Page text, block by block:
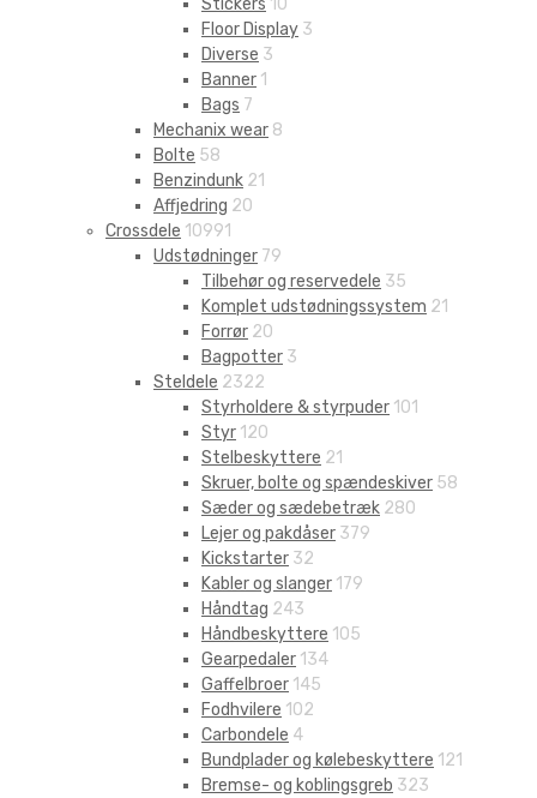
Floor Display 3
Diverse 3
Banner 1
Bags 7
Mechanix wear 8
Bolte 58
Benzindunk 21
Affjedring 20
Crossdele 10991
Udstødninger 79
Tilbehør og reservedele 35
Komplet udstødningssystem 21
Forrør 20
Bagpotter 3
Steldele 2322
Styrholdere & styrpuder 101
Styr 120
Stelbeskyttere 21
Skruer, bolte og spændeskiver 58
Sæder og sædebetræk 280
Lejer og pakdåser 379
Kickstarter 32
Kabler og slanger 179
Håndtag 243
Håndbeskyttere 105
Gearpedaler 134
Gaffelbroer 145
Fodhvilere 102
Carbondele 4
Bundplader og kølebeskyttere 121
Bremse- og koblingsgreb 323